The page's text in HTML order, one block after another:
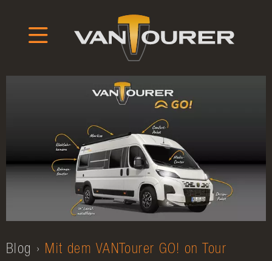
Blog Mit dem VANTourer GO! on Tour